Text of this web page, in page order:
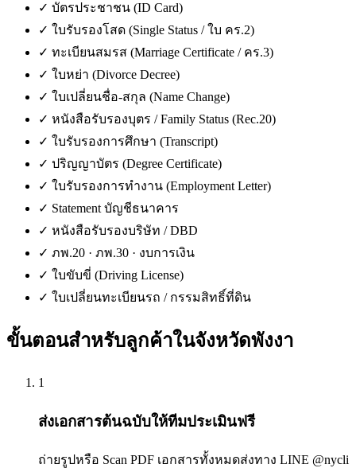
✓ บัตรประชาชน (ID Card)
✓ ใบรับรองโสด (Single Status / ใบ คร.2)
✓ ทะเบียนสมรส (Marriage Certificate / คร.3)
✓ ใบหย่า (Divorce Decree)
✓ ใบเปลี่ยนชื่อ-สกุล (Name Change)
✓ หนังสือรับรองบุตร / Family Status (Rec.20)
✓ ใบรับรองการศึกษา (Transcript)
✓ ปริญญาบัตร (Degree Certificate)
✓ ใบรับรองการทำงาน (Employment Letter)
✓ Statement บัญชีธนาคาร
✓ หนังสือรับรองบริษัท / DBD
✓ ภพ.20 · ภพ.30 · งบการเงิน
✓ ใบขับขี่ (Driving License)
✓ ใบเปลี่ยนทะเบียนรถ / กรรมสิทธิ์ที่ดิน
ขั้นตอนสำหรับลูกค้าในจังหวัดพังงา
1
ส่งเอกสารต้นฉบับให้ทีมประเมินฟรี
ถ่ายรูปหรือ Scan PDF เอกสารทั้งหมดส่งทาง LINE @nycli